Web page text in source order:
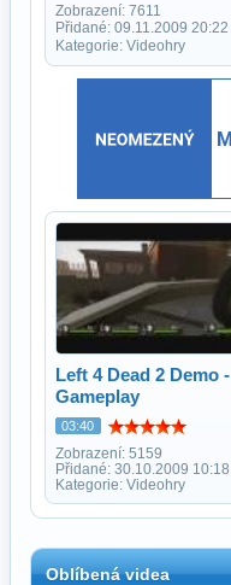
Zobrazení: 7611
Přidané: 09.11.2009 20:22
Kategorie: Videohry
Left 4 Dead 2 Demo -
Gameplay
03:40
Zobrazení: 5159
Přidané: 30.10.2009 10:18
Kategorie: Videohry
Oblíbená videa